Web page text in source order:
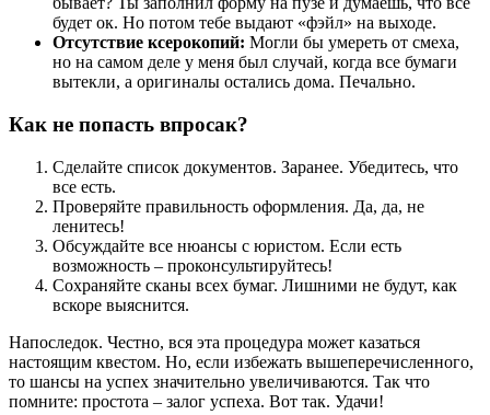
будет ок. Но потом тебе выдают «фэйл» на выходе.
Отсутствие ксерокопий: Могли бы умереть от смеха,
но на самом деле у меня был случай, когда все бумаги
вытекли, а оригиналы остались дома. Печально.
Как не попасть впросак?
Сделайте список документов. Заранее. Убедитесь, что
все есть.
Проверяйте правильность оформления. Да, да, не
ленитесь!
Обсуждайте все нюансы с юристом. Если есть
возможность – проконсультируйтесь!
Сохраняйте сканы всех бумаг. Лишними не будут, как
вскоре выяснится.
Напоследок. Честно, вся эта процедура может казаться
настоящим квестом. Но, если избежать вышеперечисленного,
то шансы на успех значительно увеличиваются. Так что
помните: простота – залог успеха. Вот так. Удачи!